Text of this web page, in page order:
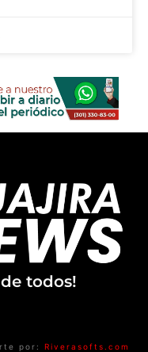
todos!
por: Riverasofts.com